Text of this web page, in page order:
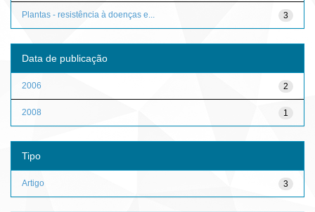
3
Plantas - resistência à doenças e...
Data de publicação
2
2006
1
2008
Tipo
3
Artigo